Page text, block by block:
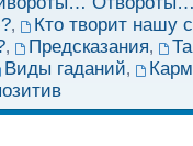
, Кто творит нашу
, Предсказания,
Виды гаданий,